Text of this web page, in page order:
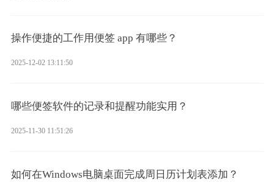
操作便捷的工作用便签 app 有哪些？
2025-12-02 13:11:50
哪些便签软件的记录和提醒功能实用？
2025-11-30 11:51:26
如何在Windows电脑桌面完成周日历计划表添加？